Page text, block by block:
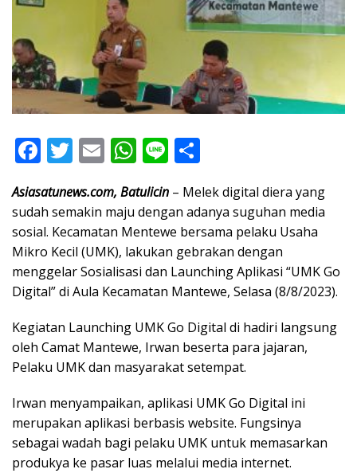
F
e
b
o
o
k
T
itt
er
E
ai
l
W
at
s
A
p
p
Li
e ar
e
Asiasatunews.com, Batulicin – Melek digital diera yang
sudah semakin maju dengan adanya suguhan media
sosial. Kecamatan Mentewe bersama pelaku Usaha
Mikro Kecil (UMK), lakukan gebrakan dengan
menggelar Sosialisasi dan Launching Aplikasi “UMK Go
Digital” di Aula Kecamatan Mantewe, Selasa (8/8/2023).
Kegiatan Launching UMK Go Digital di hadiri langsung
oleh Camat Mantewe, Irwan beserta para jajaran,
Pelaku UMK dan masyarakat setempat.
Irwan menyampaikan, aplikasi UMK Go Digital ini
merupakan aplikasi berbasis website. Fungsinya
sebagai wadah bagi pelaku UMK untuk memasarkan
produkya ke pasar luas melalui media internet.